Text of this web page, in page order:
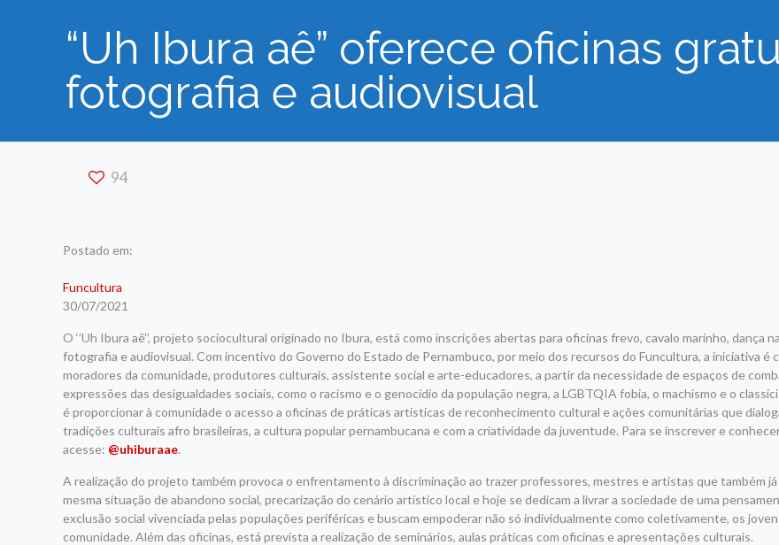
“Uh Ibura aê” oferece oficinas
fotografia e audiovisual
94
Postado em:
Funcultura
30/07/2021
O ‘’Uh Ibura aê’’, projeto sociocultural originado no Ibura, está como inscrições abertas para oficinas frevo, cavalo marinho, dança
fotografia e audiovisual. Com incentivo do Governo do Estado de Pernambuco, por meio dos recursos do Funcultura, a iniciativa é
moradores da comunidade, produtores culturais, assistente social e arte-educadores, a partir da necessidade de espaços de
expressões das desigualdades sociais, como o racismo e o genocídio da população negra, a LGBTQIA fobia, o machismo e o
é proporcionar à comunidade o acesso a oficinas de práticas artísticas de reconhecimento cultural e ações comunitárias que
tradições culturais afro brasileiras, a cultura popular pernambucana e com a criatividade da juventude. Para se inscrever e
acesse: @uhiburaae.
A realização do projeto também provoca o enfrentamento à discriminação ao trazer professores, mestres e artistas que também
mesma situação de abandono social, precarização do cenário artístico local e hoje se dedicam a livrar a sociedade de uma
exclusão social vivenciada pelas populações periféricas e buscam empoderar não só individualmente como coletivamente, os
comunidade. Além das oficinas, está prevista a realização de seminários, aulas práticas com oficinas e apresentações culturais.